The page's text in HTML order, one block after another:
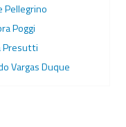
Pellegrino
Poggi
Presutti
Vargas Duque